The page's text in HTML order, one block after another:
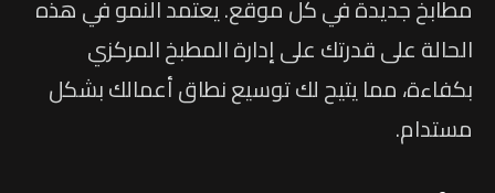
مطابخ جديدة في كل موقع. يعتمد النمو في هذه
الحالة على قدرتك على إدارة المطبخ المركزي
بكفاءة، مما يتيح لك توسيع نطاق أعمالك بشكل
مستدام.